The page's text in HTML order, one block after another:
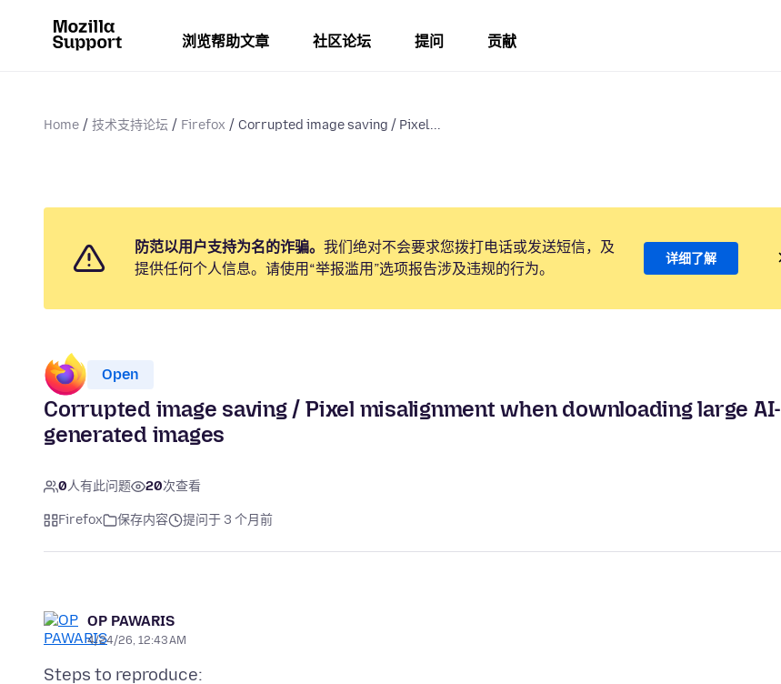
浏览帮助文章 社区论坛 提问 贡献
Home 技术支持论坛 Firefox Corrupted image saving / Pixel...
防范以用户支持为名的诈骗。 我们绝对不会要求您拨打电话或发送短信，及
提供任何个人信息。请使用“举报滥用”选项报告涉及违规的行为。
详细了解
Open
Corrupted image saving / Pixel misalignment when downloading large AI-
generated images
0人有此问题 20次查看
Firefox 保存内容 提问于 3 个月前
OP PAWARIS
4/24/26, 12:43 AM